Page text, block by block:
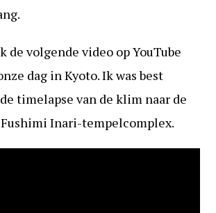
de volgende video op YouTube
dag in Kyoto. Ik was best
timelapse van de klim naar de
Inari-tempelcomplex.